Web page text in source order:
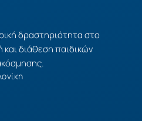
δραστηριότητα στο
διάθεση παιδικών